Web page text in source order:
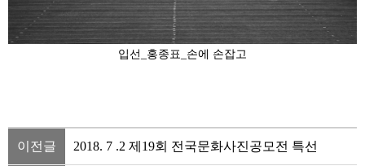
입선_홍종표_손에 손잡고
이전글 2018. 7 .2 제19회 전국문화사진공모전 특선